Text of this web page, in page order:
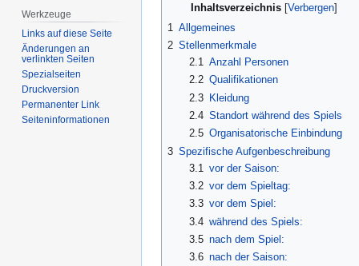
springen
springen
Inhaltsverzeichnis
1 Allgemeines
2 Stellenmerkmale
2.1
Anzahl Personen
2.2 Qualifikationen
2.3 Kleidung
2.4 Standort während des Spiels
2.5 Organisatorische Einbindung
3 Spezifische Aufgenbeschreibung
3.1 vor der Saison:
3.2 vor dem Spieltag:
3.3 vor dem Spiel:
3.4 während des Spiels:
3.5 nach dem Spiel:
3.6 nach der Saison:
Werkzeuge
Links auf diese Seite
Änderungen an
verlinkten Seiten
Spezialseiten
Druckversion
Permanenter Link
Seiten­­informationen